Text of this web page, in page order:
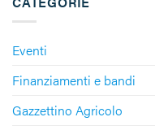
Eventi
Finanziamenti e bandi
Gazzettino Agricolo